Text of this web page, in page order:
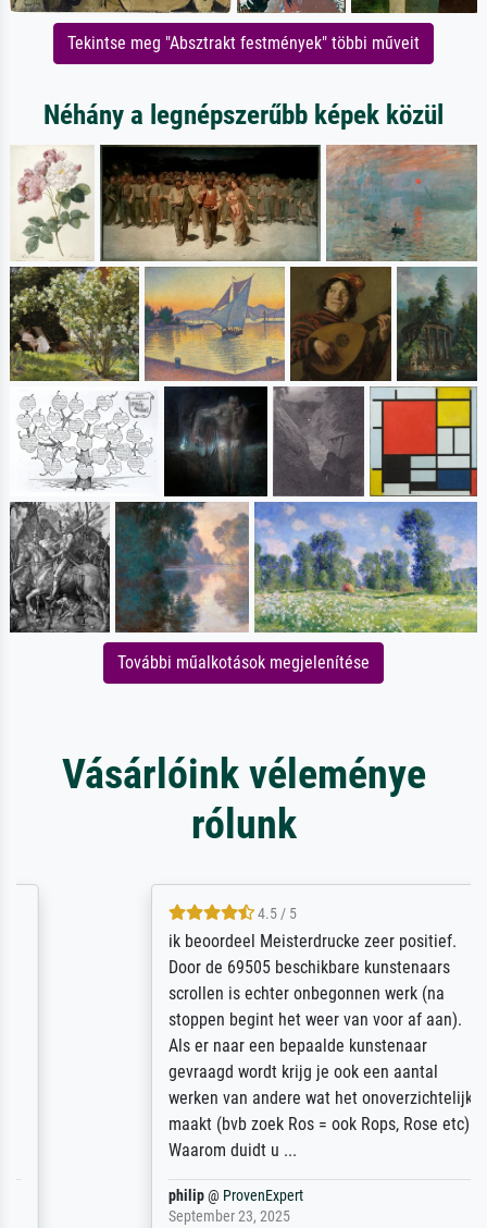
Tekintse meg "Absztrakt festmények" többi műveit
Néhány a legnépszerűbb képek közül
További műalkotások megjelenítése
Vásárlóink véleménye
rólunk
4.5 / 5
ik beoordeel Meisterdrucke zeer positief.
Door de 69505 beschikbare kunstenaars
scrollen is echter onbegonnen werk (na
stoppen begint het weer van voor af aan).
Als er naar een bepaalde kunstenaar
gevraagd wordt krijg je ook een aantal
werken van andere wat het onoverzichtelijk
maakt (bvb zoek Ros = ook Rops, Rose etc).
Waarom duidt u ...
ProvenExpert
September 23, 2025